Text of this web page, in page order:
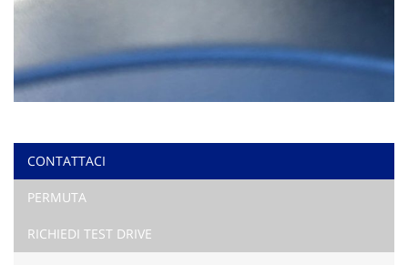
CONTATTACI
PERMUTA
RICHIEDI TEST DRIVE